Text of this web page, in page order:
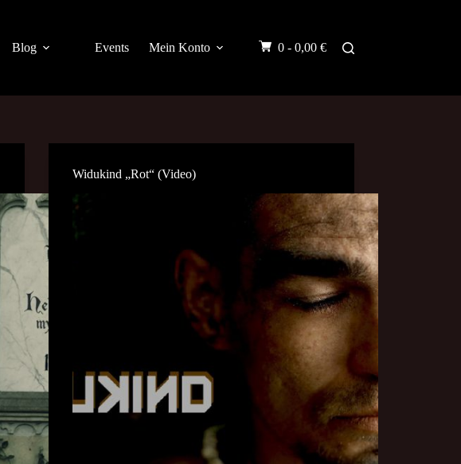
Blog Events Mein Konto 0 - 0,00 €
Widukind „Rot“ (Video)